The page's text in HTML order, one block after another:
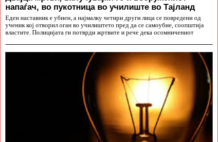
напаѓач, во пукотница во училиште во Тајланд
Еден наставник е убиен, а најмалку четири други лица се повредени од
ученик кој отворил оган во училиштето пред да се самоубие, соопштија
властите. Полицијата ги потврди жртвите и рече дека осомничениот